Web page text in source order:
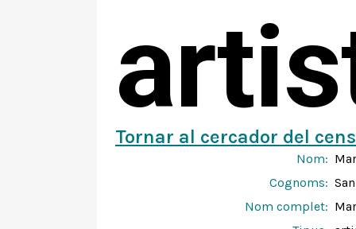
Tornar al cercador del
Nom:
Cognoms:
Nom complet: